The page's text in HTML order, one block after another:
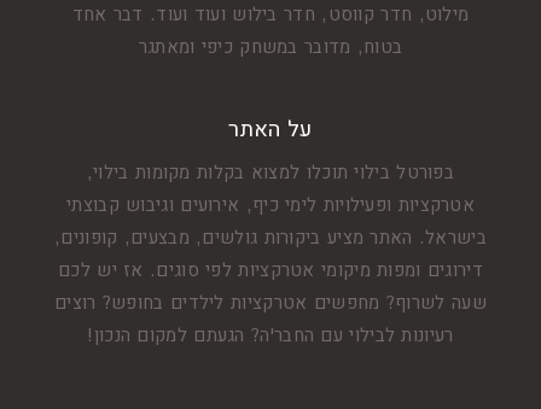
מילוט, חדר קווסט, חדר בילוש ועוד ועוד. דבר אחד
בטוח, מדובר במשחק כיפי ומאתגר
על האתר
בפורטל בילוי תוכלו למצוא בקלות מקומות בילוי,
אטרקציות ופעילויות לימי כיף, אירועים וגיבוש קבוצתי
בישראל. האתר מציע ביקורות גולשים, מבצעים, קופונים,
דירוגים ומפות מיקומי אטרקציות לפי סוגים. אז יש לכם
שעה לשרוף? מחפשים אטרקציות לילדים בחופש? רוצים
רעיונות לבילוי עם החבר'ה? הגעתם למקום הנכון!